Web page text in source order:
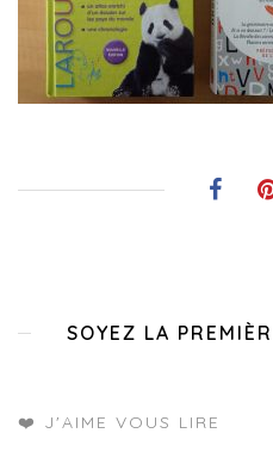
SOYEZ LA
❤️ J'AIME VOUS LIRE